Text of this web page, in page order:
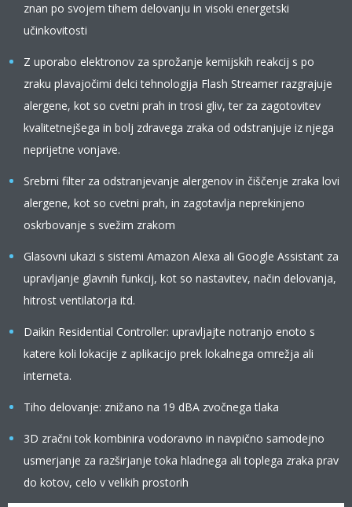
znan po svojem tihem delovanju in visoki energetski
učinkovitosti
Z uporabo elektronov za sprožanje kemijskih reakcij s po
zraku plavajočimi delci tehnologija Flash Streamer razgrajuje
alergene, kot so cvetni prah in trosi gliv, ter za zagotovitev
kvalitetnejšega in bolj zdravega zraka od odstranjuje iz njega
neprijetne vonjave.
Srebrni filter za odstranjevanje alergenov in čiščenje zraka lovi
alergene, kot so cvetni prah, in zagotavlja neprekinjeno
oskrbovanje s svežim zrakom
Glasovni ukazi s sistemi Amazon Alexa ali Google Assistant za
upravljanje glavnih funkcij, kot so nastavitev, način delovanja,
hitrost ventilatorja itd.
Daikin Residential Controller: upravljajte notranjo enoto s
katere koli lokacije z aplikacijo prek lokalnega omrežja ali
interneta.
Tiho delovanje: znižano na 19 dBA zvočnega tlaka
3D zračni tok kombinira vodoravno in navpično samodejno
usmerjanje za razširjanje toka hladnega ali toplega zraka prav
do kotov, celo v velikih prostorih